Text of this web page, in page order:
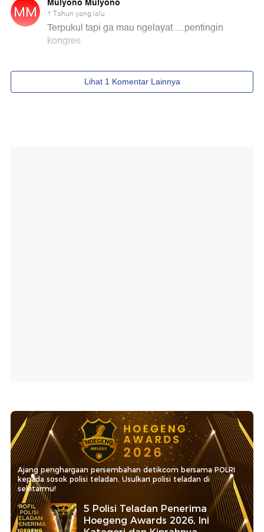
Ajang penghargaan persembahan detikcom bersama POLRI
kepada sosok polisi teladan. Usulkan polisi teladan di
sekitarmu!
5 Polisi Teladan Penerima
Hoegeng Awards 2026, Ini